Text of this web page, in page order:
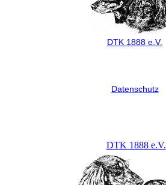
DTK 1888 e.V.
Datenschutz
DTK 1888 e.V.